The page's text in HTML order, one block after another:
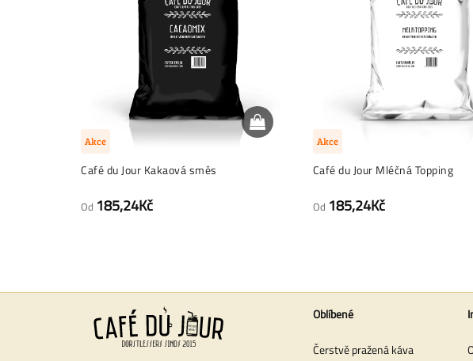
Akce
Café du Jour Kakaová směs
Od 185,24Kč
Akce
Café du Jour Mléčná Topping
Od 185,24Kč
Oblíbené
Čerstvě pražená káva